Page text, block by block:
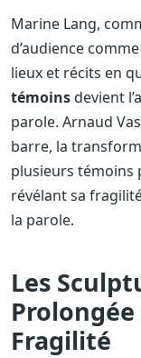
Marine Lang,
d’audience
lieux et récits en
témoinsdevient
parole. Arnaud
barre, la
plusieurs témoins
révélant sa
la parole.
Les
Fragilité